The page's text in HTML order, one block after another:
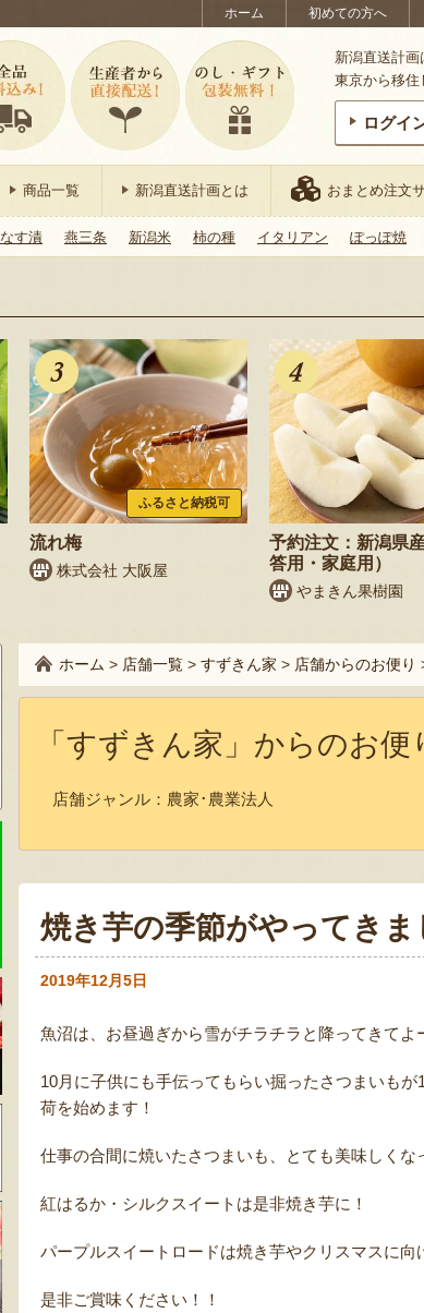
ホーム 初めての方へ
新潟直送計画
東京から移住
ログイ
商品一覧 新潟直送計画とは おまとめ注文
なす漬 燕三条 新潟米 柿の種 イタリアン ぽっぽ焼
ふるさと納税可
流れ梅
株式会社 大阪屋
予約注文：新潟県
答用・家庭用）
やまきん果樹園
ホーム > 店舗一覧 > すずきん家 > 店舗からのお便り
「すずきん家」からのお便
店舗ジャンル： 農家･農業法人
焼き芋の季節がやってきま
2019年12月5日
魚沼は、お昼過ぎから雪がチラチラと降ってきてよ
10月に子供にも手伝ってもらい掘ったさつまいも
荷を始めます！
仕事の合間に焼いたさつまいも、とても美味しくな
紅はるか・シルクスイートは是非焼き芋に！
パープルスイートロードは焼き芋やクリスマスに向
是非ご賞味ください！！